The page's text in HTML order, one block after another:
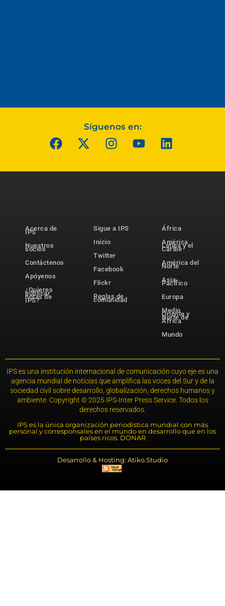
Síguenos en:
Acerca de
IPS
Nuestros
socios
Contáctenos
Apóyenos
¿Quieres
publicar
notas de
IPS?
Sigue a IPS
Inicio
Twitter
Facebook
Flickr
Reglas de
comunidad
África
América
Latina y el
Caribe
América del
Norte
Asia-
Pacífico
Europa
Medio
Oriente y
Norte de
África
Mundo
IPS es una institución internacional de comunicación cuyo eje es una
agencia mundial de noticias que amplifica las voces del Sur y de la
sociedad civil sobre desarrollo, globalización, derechos humanos y
ambiente. Copyright © 2025 IPS-Inter Press Service. Todos los
derechos reservados.
IPS es la única organización periodística mundial con más
personal y corresponsales en el mundo en desarrollo que en los
países ricos. DONAR
Desarrollo & Hosting: Atiko.Studio